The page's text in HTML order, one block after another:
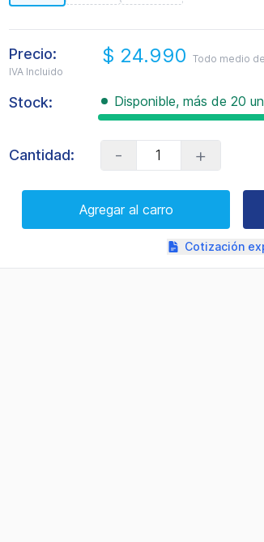
Precio:
IVA Incluido
$ 24.990 Todo medio
Stock: Disponible, más de 20
Cantidad: - +
Agregar al carro
Cotización